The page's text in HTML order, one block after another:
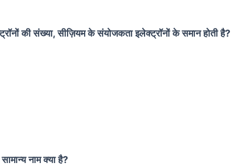
की संख्या, सीज़ियम के संयोजकता इलेक्ट्रॉनों के समान होती है?
नाम क्या है?